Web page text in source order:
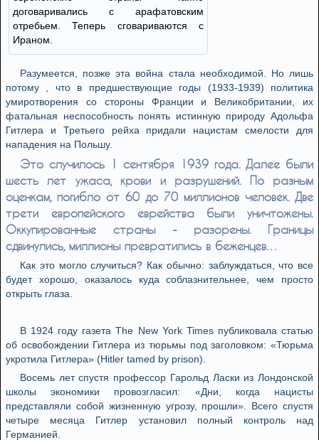
договаривались с арафатовским
отребьем. Теперь сговариваются с
Ираном.
Разумеется, позже эта война стала необходимой. Но лишь
потому , что в предшествующие годы (1933-1939) политика
умиротворения со стороны Франции и Великобритании, их
фатальная неспособность понять истинную природу Адольфа
Гитлера и Третьего рейха придали нацистам смелости для
нападения на Польшу.
Это случилось 1 сентября 1939 года. Далее были
шесть лет ужаса, крови и разрушений. По разным
оценкам, погибло от 60 до 70 миллионов человек. Две
трети европейского еврейства были уничтожены.
Оккупированные страны - разорены. Границы
сдвинулись, миллионы превратились в беженцев…
Как это могло случиться? Как обычно: заблуждаться, что все
будет хорошо, оказалось куда соблазнительнее, чем просто
открыть глаза.
В 1924 году газета The New York Times публиковала статью
об освобождении Гитлера из тюрьмы под заголовком: «Тюрьма
укротила Гитлера» (Hitler tamed by prison).
Восемь лет спустя профессор Гарольд Ласки из Лондонской
школы экономики провозгласил: «Дни, когда нацисты
представляли собой жизненную угрозу, прошли». Всего спустя
четыре месяца Гитлер установил полный контроль над
Германией.